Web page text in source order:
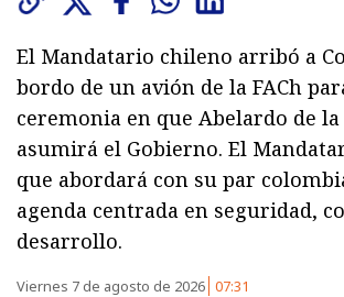
El Mandatario chileno arribó a
bordo de un avión de la FACh
ceremonia en que Abelardo de
asumirá el Gobierno. El
que abordará con su par
agenda centrada en seguridad,
desarrollo.
Viernes 7 de agosto de 2026 07:31